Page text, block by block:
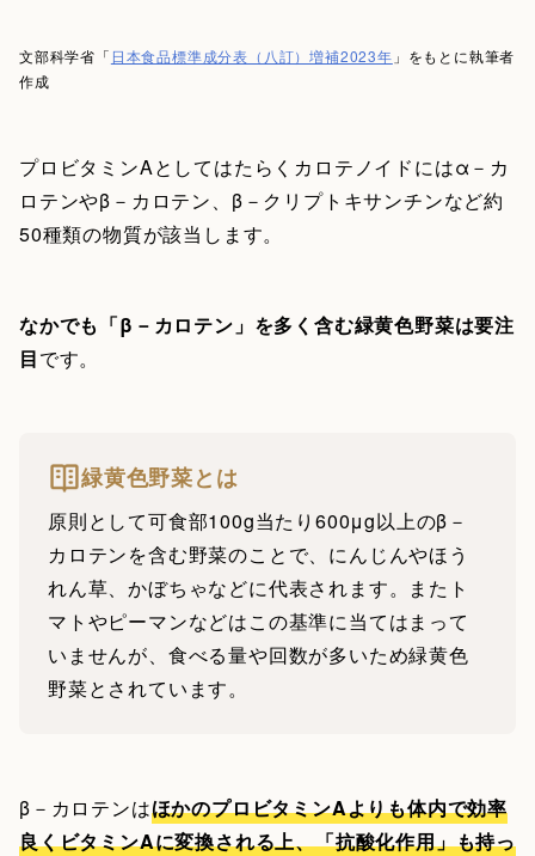
文部科学省「 日本食品標準成分表（八訂）増補2023年 」をもとに執筆者
作成
プロビタミンAとしてはたらくカロテノイドにはα－カ
ロテンやβ－カロテン、β－クリプトキサンチンなど約
50種類の物質が該当します。
なかでも「β－カロテン」を多く含む緑黄色野菜は要注
目です。
緑黄色野菜とは
原則として可食部100g当たり600μg以上のβ－
カロテンを含む野菜のことで、にんじんやほう
れん草、かぼちゃなどに代表されます。またト
マトやピーマンなどはこの基準に当てはまって
いませんが、食べる量や回数が多いため緑黄色
野菜とされています。
β－カロテンはほかのプロビタミンAよりも体内で効率
良くビタミンAに変換される上、「抗酸化作用」も持っ